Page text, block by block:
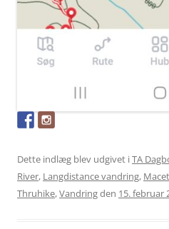
Dette indlæg blev udgivet iTA
River, Langdistance vandring,
Thruhike,Vandringden 15. februar